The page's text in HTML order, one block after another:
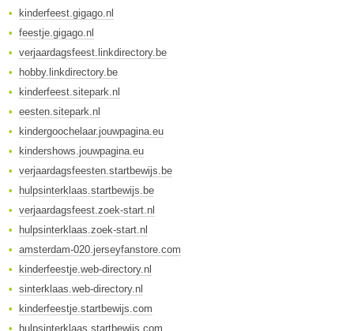
kinderfeest.gigago.nl
feestje.gigago.nl
verjaardagsfeest.linkdirectory.be
hobby.linkdirectory.be
kinderfeest.sitepark.nl
eesten.sitepark.nl
kindergoochelaar.jouwpagina.eu
kindershows.jouwpagina.eu
verjaardagsfeesten.startbewijs.be
hulpsinterklaas.startbewijs.be
verjaardagsfeest.zoek-start.nl
hulpsinterklaas.zoek-start.nl
amsterdam-020.jerseyfanstore.com
kinderfeestje.web-directory.nl
sinterklaas.web-directory.nl
kinderfeestje.startbewijs.com
hulpsinterklaas.startbewijs.com